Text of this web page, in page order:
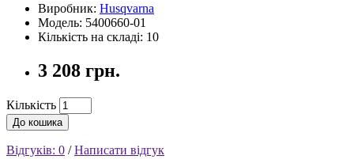
Виробник: Husqvarna
Модель: 5400660-01
Кількість на складі: 10
3 208 грн.
Кількість
До кошика
Відгуків: 0 /Написати відгук